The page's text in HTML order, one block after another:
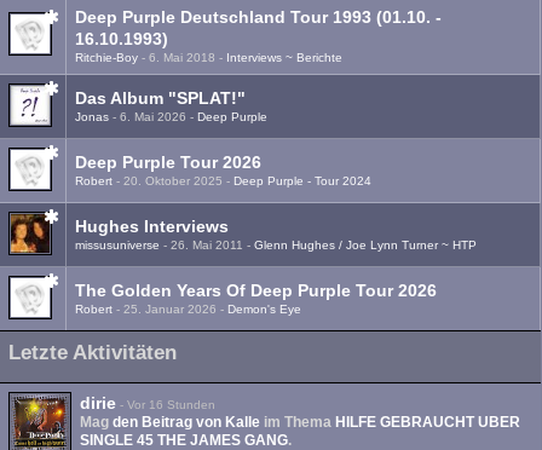
Deep Purple Deutschland Tour 1993 (01.10. -
16.10.1993)
Ritchie-Boy - 6. Mai 2018 - Interviews ~ Berichte
Das Album "SPLAT!"
Jonas - 6. Mai 2026 - Deep Purple
Deep Purple Tour 2026
Robert - 20. Oktober 2025 - Deep Purple - Tour 2024
Hughes Interviews
missusuniverse - 26. Mai 2011 - Glenn Hughes / Joe Lynn Turner ~ HTP
The Golden Years Of Deep Purple Tour 2026
Robert - 25. Januar 2026 - Demon's Eye
Letzte Aktivitäten
dirie - Vor 16 Stunden
Mag den Beitrag von Kalle im Thema HILFE GEBRAUCHT UBER
SINGLE 45 THE JAMES GANG.